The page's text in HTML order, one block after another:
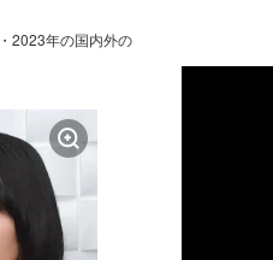
2023年の国内外の